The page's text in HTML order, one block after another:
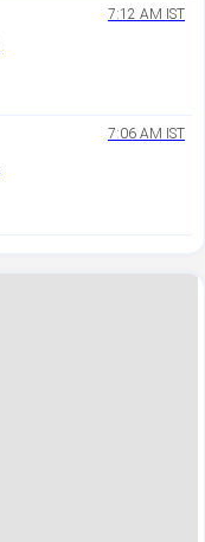
7:12 AM IST
7:06 AM IST